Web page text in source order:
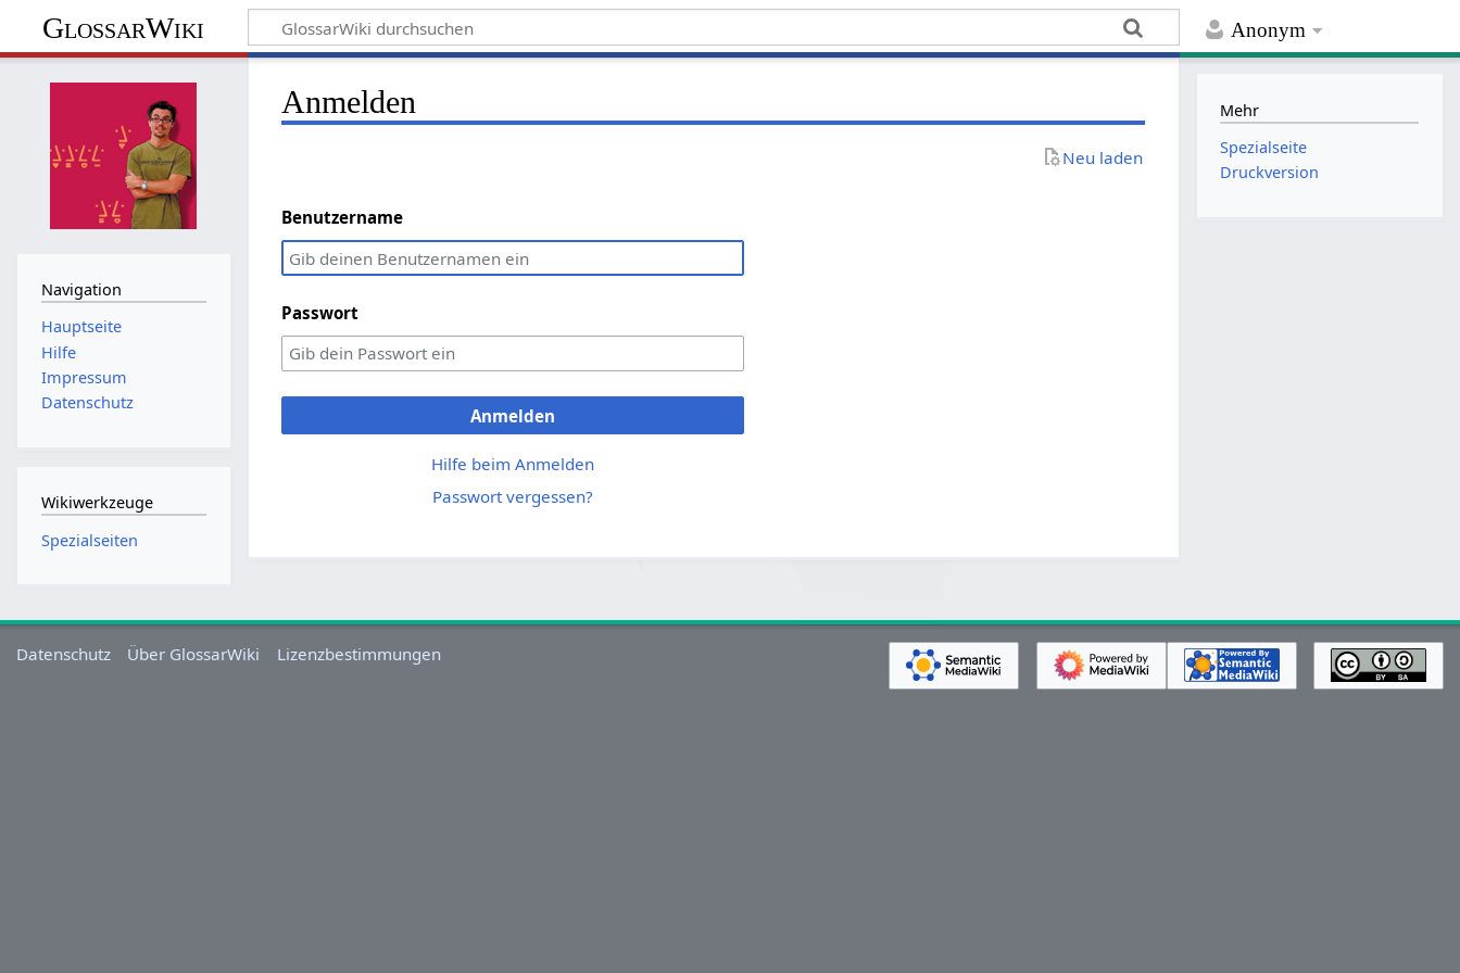
Anonym
GlossarWiki
Anmelden
Neu laden
Benutzername
Passwort
Anmelden
Hilfe beim Anmelden
Passwort vergessen?
Navigation
Hauptseite
Hilfe
Impressum
Datenschutz
Wikiwerkzeuge
Spezialseiten
Mehr
Spezialseite
Druckversion
Datenschutz Über GlossarWiki Lizenzbestimmungen